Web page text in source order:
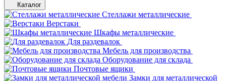
Каталог
Стеллажи металлические
Верстаки
Шкафы металлические
Для раздевалок
Мебель для производства
Оборудование для склада
Почтовые ящики
Замки для металлической